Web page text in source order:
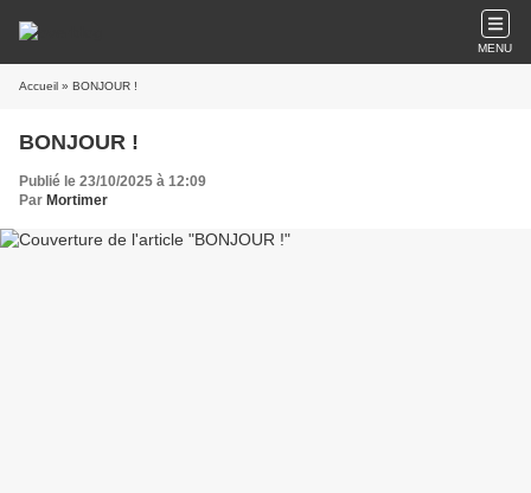
MENU
Accueil » BONJOUR !
BONJOUR !
Publié le 23/10/2025 à 12:09
Par Mortimer